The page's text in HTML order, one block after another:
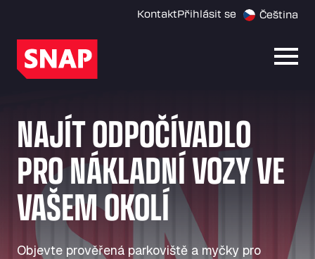
KontaktPřihlásit se Čeština
NAJÍT ODPOČÍVADLO
PRO NÁKLADNÍ VOZY VE
VAŠEM OKOLÍ
Objevte prověřená parkoviště a myčky pro